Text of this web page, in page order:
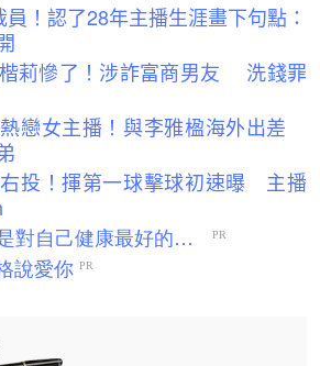
！認了28年主播生涯畫下句點：
莉慘了！涉詐富商男友 洗錢罪
戀女主播！與李雅楹海外出差
投！揮第一球擊球初速曝 主播